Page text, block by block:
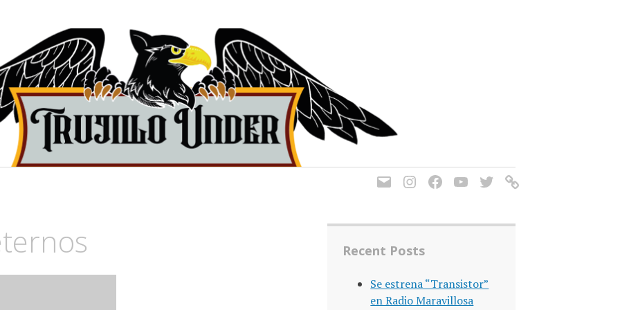
de Trujillo, Perú.
Recent Posts
Se estrena “Transistor”
en Radio Maravillosa